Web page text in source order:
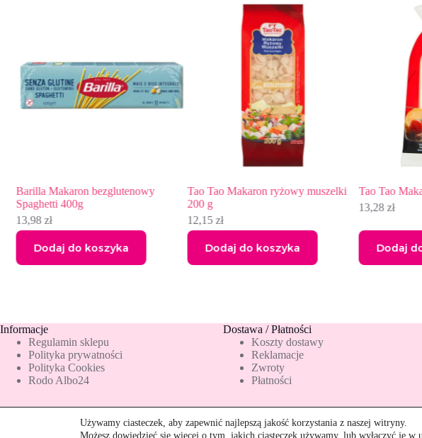
Barilla Makaron bezglutenowy
Spaghetti 400g
13,98zł
Dodaj do koszyka
Tao Tao Makaron ryżowy muszelki
200 g
12,15zł
Dodaj do koszyka
Tao Tao
13,28zł
Dodaj do
Informacje
Regulamin sklepu
Polityka prywatności
Polityka Cookies
Rodo Albo24
Dostawa / Płatności
Koszty dostawy
Reklamacje
Zwroty
Płatności
Używamy ciasteczek, aby zapewnić najlepszą jakość korzystania z naszej witryny.
Możesz dowiedzieć się więcej o tym, jakich ciasteczek używamy, lub wyłączyć je w